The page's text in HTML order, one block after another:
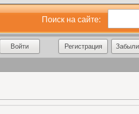
Поиск на сайте:
Регистрация